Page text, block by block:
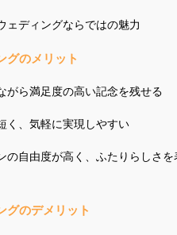
ェディングならではの魅力
グのメリット
がら満足度の高い記念を残せる
く、気軽に実現しやすい
の自由度が高く、ふたりらしさを
グのデメリット